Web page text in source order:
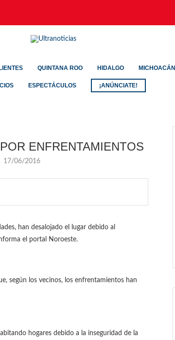
QUINTANA ROO HIDALGO MICHOACÁN
ESPECTÁCULOS ¡ANÚNCIATE!
ENFRENTAMIENTOS
17/06/2016
han desalojado el lugar debido al
el portal Noroeste.
según los vecinos, los enfrentamientos han
hogares debido a la inseguridad de la